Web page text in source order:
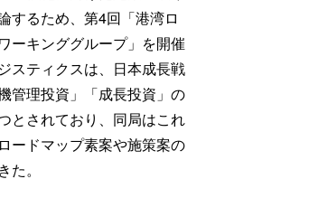
するため、第4回「港湾ロ
ーキンググループ」を開催
スティクスは、日本成長戦
管理投資」「成長投資」の
とされており、同局はこれ
ードマップ素案や施策案の
た。